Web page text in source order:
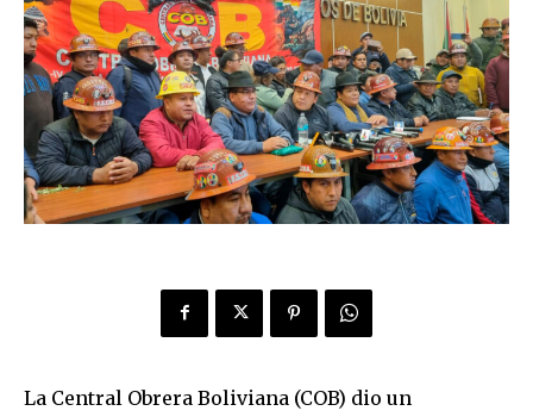
La Central Obrera Boliviana (COB) dio un